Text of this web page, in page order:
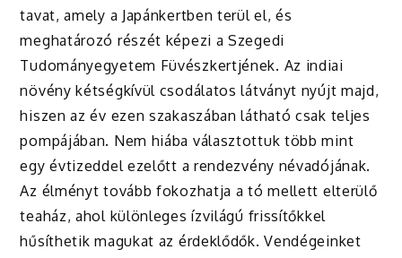
tavat, amely a Japánkertben terül el, és
meghatározó részét képezi a Szegedi
Tudományegyetem Füvészkertjének. Az indiai
növény kétségkívül csodálatos látványt nyújt majd,
hiszen az év ezen szakaszában látható csak teljes
pompájában. Nem hiába választottuk több mint
egy évtizeddel ezelőtt a rendezvény névadójának.
Az élményt tovább fokozhatja a tó mellett elterülő
teaház, ahol különleges ízvilágú frissítőkkel
hűsíthetik magukat az érdeklődők. Vendégeinket